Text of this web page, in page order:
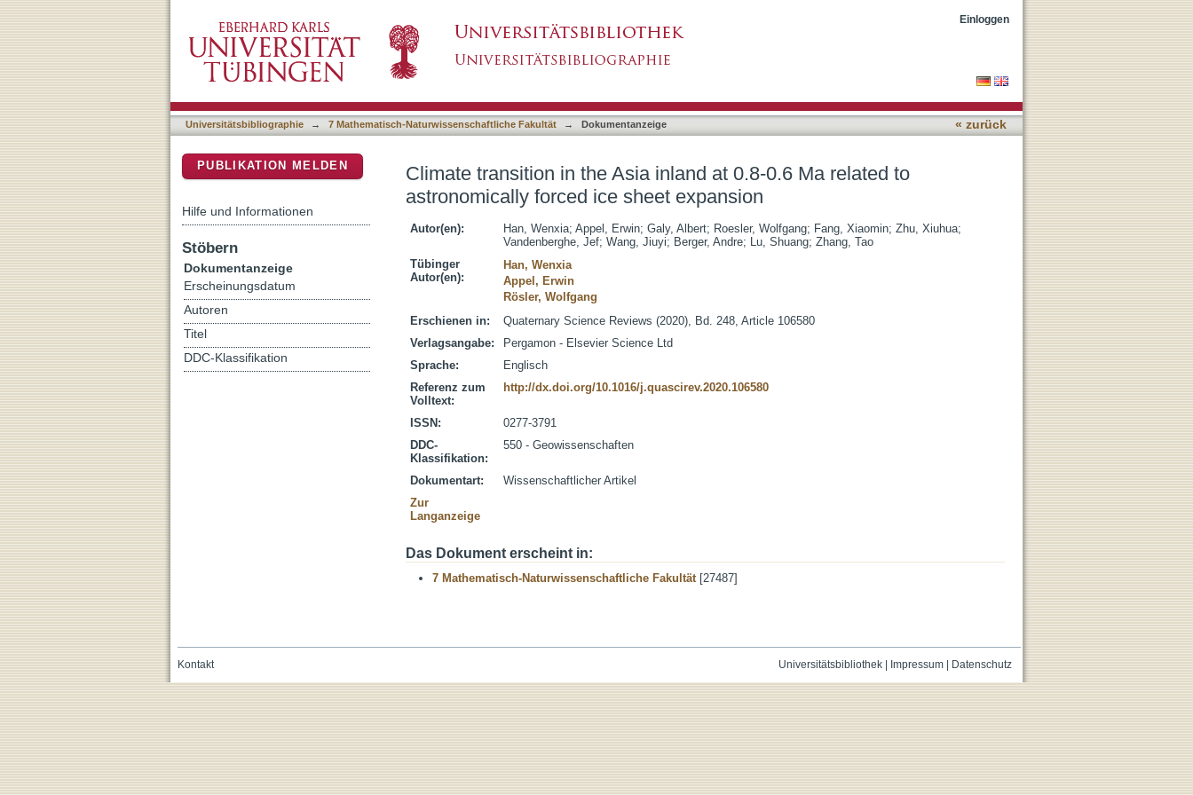
expansion
Einloggen
Universitätsbibliographie → 7 Mathematisch-Naturwissenschaftliche Fakultät → Dokumentanzeige « zurück
Climate transition in the Asia inland at 0.8-0.6 Ma related to
astronomically forced ice sheet expansion
Autor(en): Han, Wenxia; Appel, Erwin; Galy, Albert; Roesler, Wolfgang; Fang, Xiaomin; Zhu, Xiuhua;
Vandenberghe, Jef; Wang, Jiuyi; Berger, Andre; Lu, Shuang; Zhang, Tao
Tübinger
Autor(en):
Han, Wenxia
Appel, Erwin
Rösler, Wolfgang
Erschienen in:
Quaternary Science Reviews (2020), Bd. 248, Article 106580
Verlagsangabe:
Pergamon - Elsevier Science Ltd
Sprache:
Englisch
Referenz zum
Volltext:
http://dx.doi.org/10.1016/j.quascirev.2020.106580
ISSN:
0277-3791
DDC-
Klassifikation:
550 - Geowissenschaften
Dokumentart:
Wissenschaftlicher Artikel
Zur
Langanzeige
Das Dokument erscheint in:
7 Mathematisch-Naturwissenschaftliche Fakultät[27487]
PUBLIKATION MELDEN
Hilfe und Informationen
Stöbern
Dokumentanzeige
Erscheinungsdatum
Autoren
Titel
DDC-Klassifikation
Universitätsbibliothek| Impressum| Datenschutz
Kontakt